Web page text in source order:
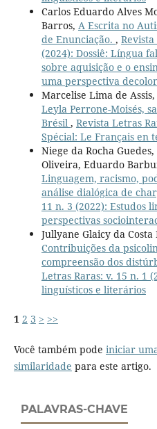
Carlos Eduardo Alves
Barros, A Escrita no
de Enunciação. ,
(2024): Dossiê: Língua
sobre aquisição e o
uma perspectiva
Marcelise Lima de Assis,
Leyla Perrone-Moisés,
Brésil , Revista Letras
Spécial: Le Français en
Niege da Rocha
Oliveira, Eduardo
Linguagem, racismo,
análise dialógica de
11 n. 3 (2022): Estudos
perspectivas
Jullyane Glaicy da
Contribuições da
compreensão dos
Letras Raras: v. 15 n. 1
linguísticos e literários
1 2 3 > >>
Você também pode iniciar
similaridade para este artigo.
PALAVRAS-CHAVE